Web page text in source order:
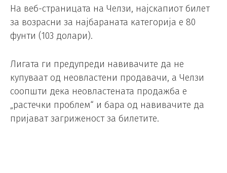
На веб-страницата на Челзи, најскапиот билет
за возрасни за најбараната категорија е 80
фунти (103 долари).
Лигата ги предупреди навивачите да не
купуваат од неовластени продавачи, а Челзи
соопшти дека неовластената продажба е
„растечки проблем“ и бара од навивачите да
пријават загриженост за билетите.